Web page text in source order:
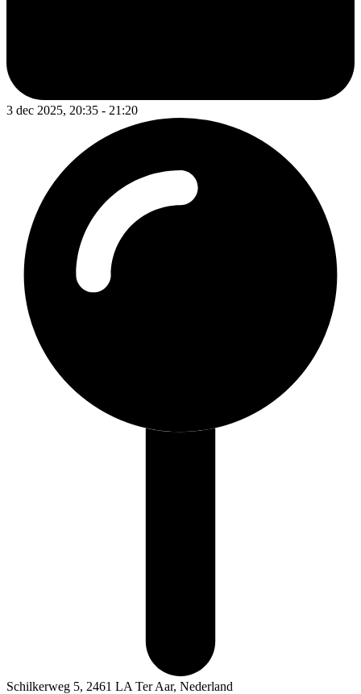
3 dec 2025, 20:35 - 21:20
Schilkerweg 5, 2461 LA Ter Aar, Nederland